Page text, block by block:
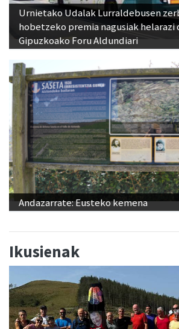
Urnietako Udalak Lurraldebusen
hobetzeko premia nagusiak helarazi
Gipuzkoako Foru Aldundiari
Andazarrate: Eusteko kemena
Ikusienak